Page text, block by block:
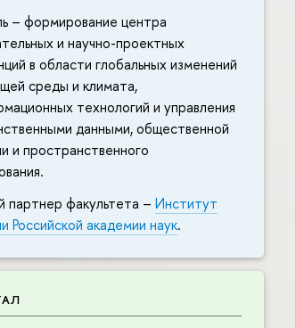
– формирование центра
и научно-проектных
в области глобальных изменений
среды и климата,
технологий и управления
данными, общественной
и пространственного
партнер факультета – Институт
Российской академии наук.